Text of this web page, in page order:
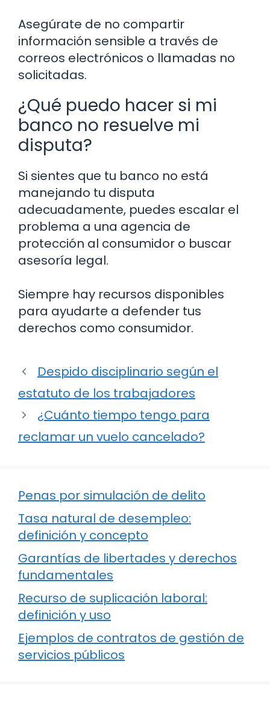
Asegúrate de no compartir
información sensible a través de
correos electrónicos o llamadas no
solicitadas.
¿Qué puedo hacer si mi
banco no resuelve mi
disputa?
Si sientes que tu banco no está
manejando tu disputa
adecuadamente, puedes escalar el
problema a una agencia de
protección al consumidor o buscar
asesoría legal.
Siempre hay recursos disponibles
para ayudarte a defender tus
derechos como consumidor.
Despido disciplinario según el
estatuto de los trabajadores
¿Cuánto tiempo tengo para
reclamar un vuelo cancelado?
Penas por simulación de delito
Tasa natural de desempleo:
definición y concepto
Garantías de libertades y derechos
fundamentales
Recurso de suplicación laboral:
definición y uso
Ejemplos de contratos de gestión de
servicios públicos